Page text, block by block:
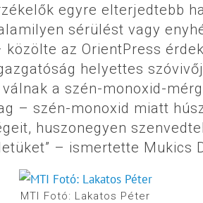
egyre elterjedtebb
sérülést vagy
az OrientPress
helyettes
a szén-monoxid-
– szén-monoxid miatt
huszonegyen
– ismertette Mukics
MTI Fotó: Lakatos Péter